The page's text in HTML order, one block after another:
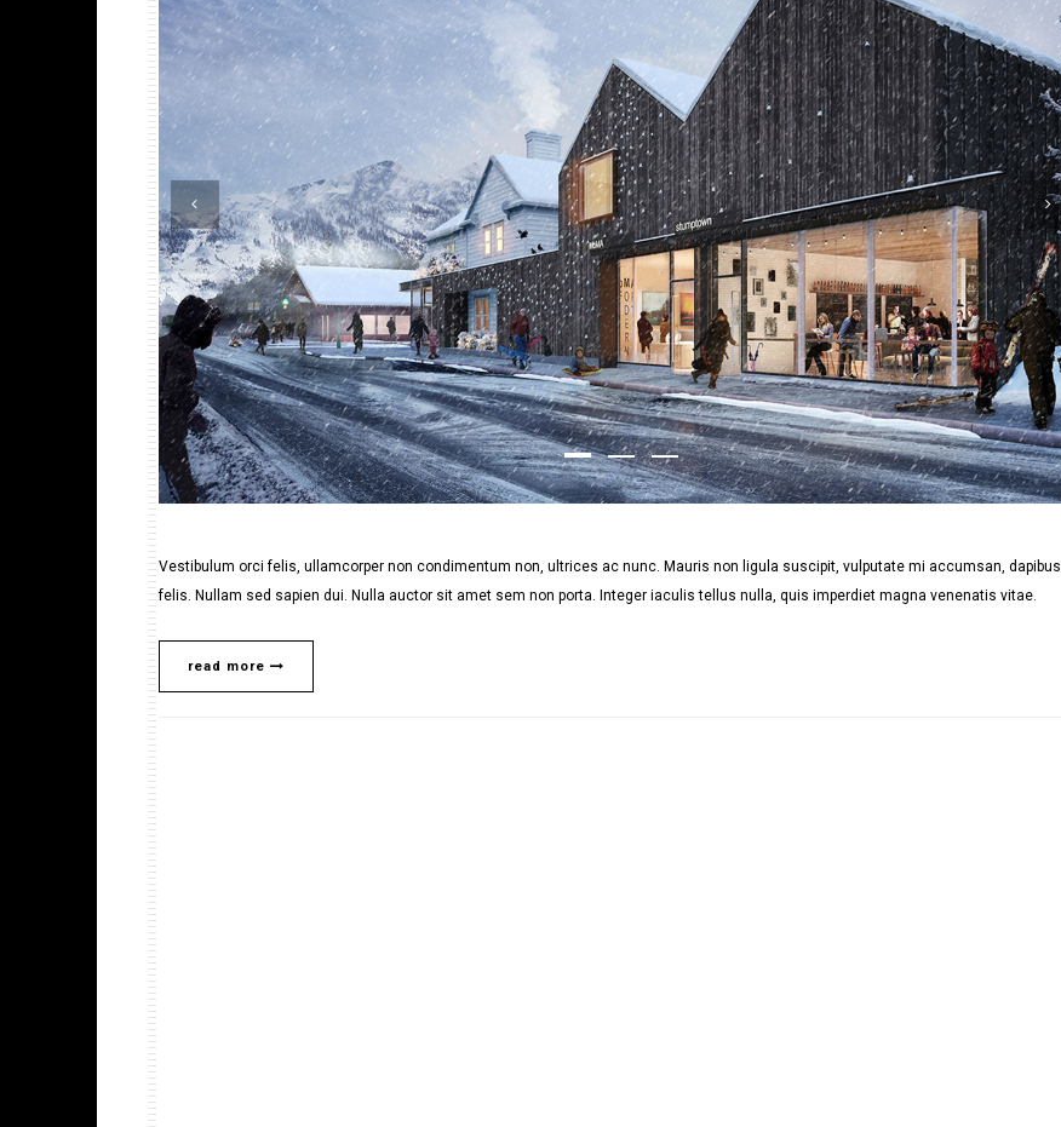
Vestibulum orci felis, ullamcorper non condimentum non, ultrices ac nunc. Mauris non ligula suscipit, vulputate mi accumsan, dapibus
felis. Nullam sed sapien dui. Nulla auctor sit amet sem non porta. Integer iaculis tellus nulla, quis imperdiet magna venenatis vitae.
read more